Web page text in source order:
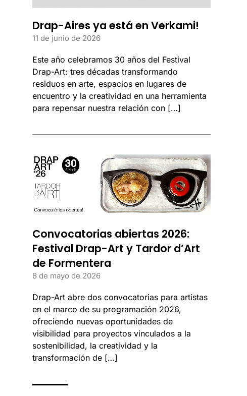
Drap-Aires ya está en Verkami!
11 de junio de 2026
Este año celebramos 30 años del Festival
Drap-Art: tres décadas transformando
residuos en arte, espacios en lugares de
encuentro y la creatividad en una herramienta
para repensar nuestra relación con […]
Convocatorias abiertas 2026:
Festival Drap-Art y Tardor d’Art
de Formentera
8 de mayo de 2026
Drap-Art abre dos convocatorias para artistas
en el marco de su programación 2026,
ofreciendo nuevas oportunidades de
visibilidad para proyectos vinculados a la
sostenibilidad, la creatividad y la
transformación de […]